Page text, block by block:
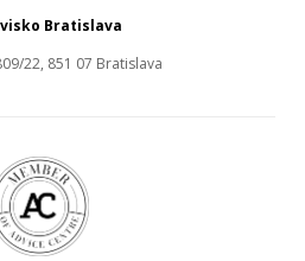
Bratislava
22, 851 07 Bratislava